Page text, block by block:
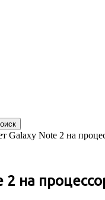
Galaxy Note 2 на
2 на